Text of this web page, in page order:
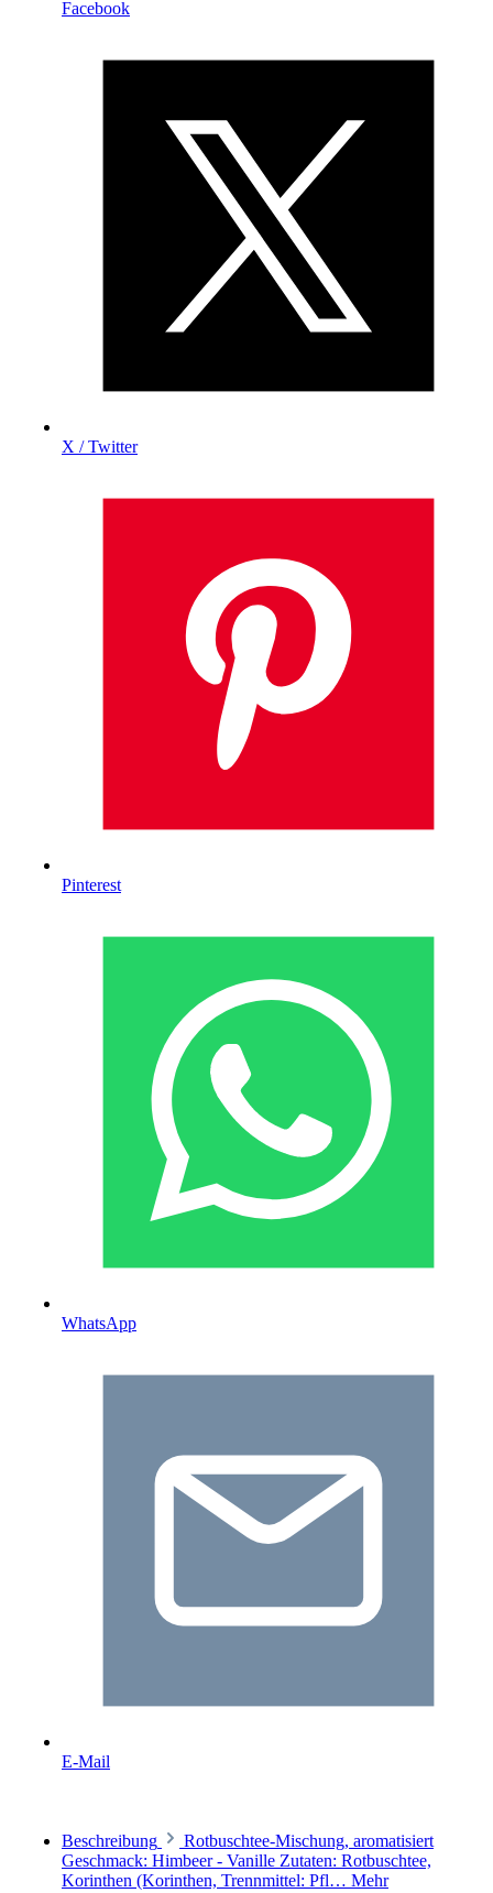
Facebook
X / Twitter
Pinterest
WhatsApp
E-Mail
Beschreibung
Rotbuschtee-Mischung, aromatisiert
Geschmack: Himbeer - Vanille Zutaten: Rotbuschtee,
Korinthen (Korinthen, Trennmittel: Pfl… Mehr